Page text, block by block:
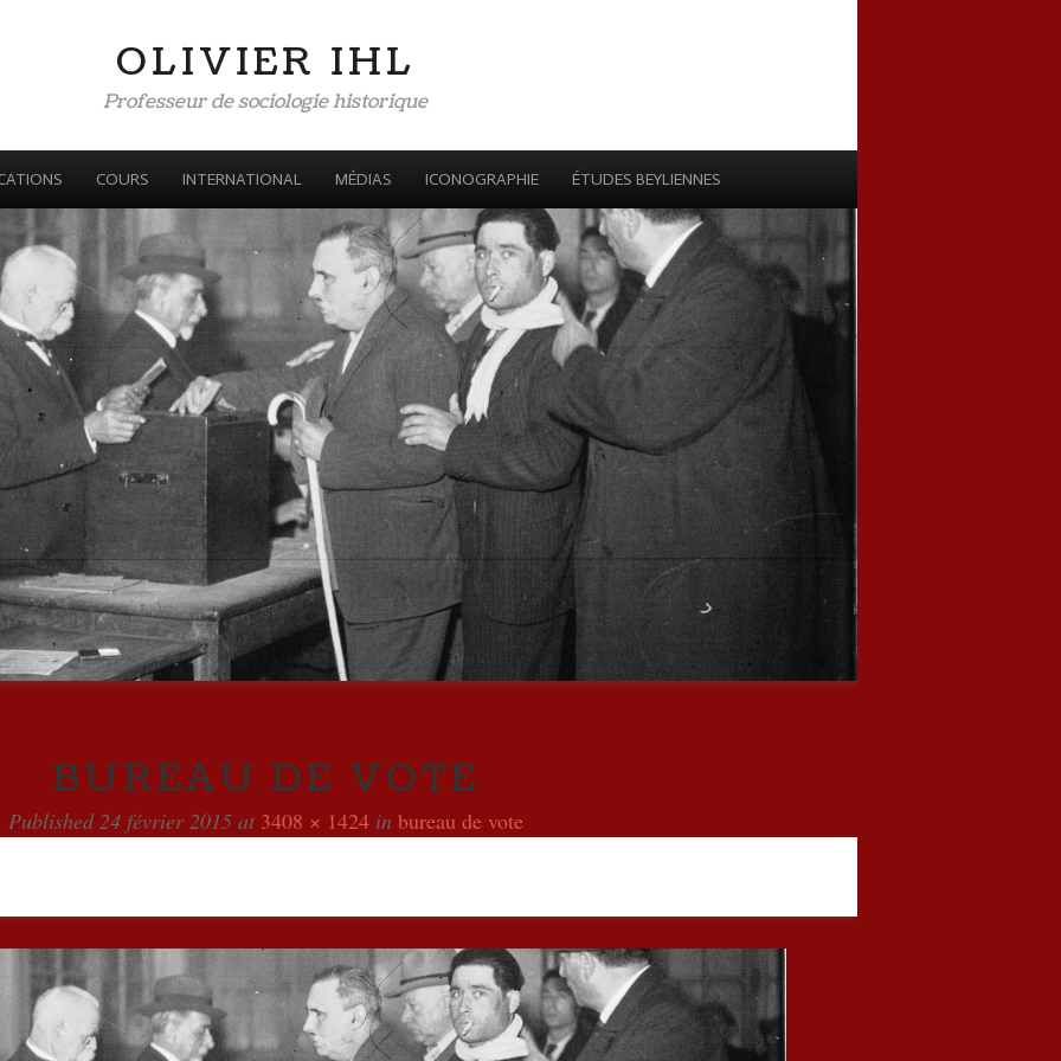
OLIVIER IHL
Professeur de sociologie historique
COURS INTERNATIONAL MÉDIAS ICONOGRAPHIE ÉTUDES BEYLIENNES
BUREAU DE VOTE
Published24 février 2015at 3408 × 1424in bureau de vote